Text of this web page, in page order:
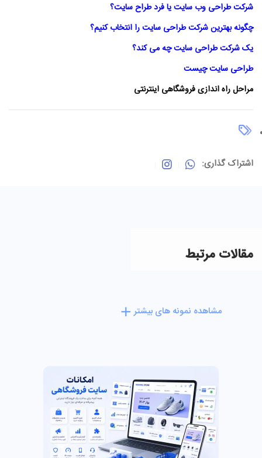
شرکت طراحی وب سایت یا فرد طراح سایت؟
چگونه بهترین شرکت طراحی سایت را انتخاب کنیم؟
یک شرکت طراحی سایت چه می کند؟
طراحی سایت چیست
مراحل راه اندازی فروشگاهی اینترنتی
اشتراک گذاری:
مقالات مرتبط
مشاهده نمونه های بیشتر